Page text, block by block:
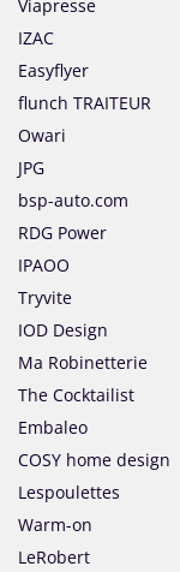
Viapresse
IZAC
Easyflyer
flunch TRAITEUR
Owari
JPG
bsp-auto.com
RDG Power
IPAOO
Tryvite
IOD Design
Ma Robinetterie
The Cocktailist
Embaleo
COSY home design
Lespoulettes
Warm-on
LeRobert